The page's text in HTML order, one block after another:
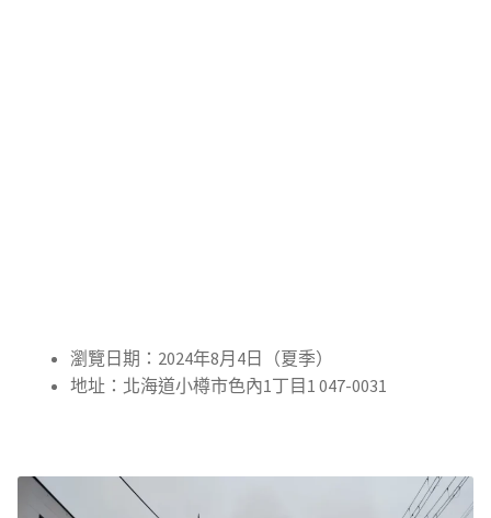
瀏覽日期：2024年8月4日（夏季）
地址：北海道小樽市色內1丁目1 047-0031